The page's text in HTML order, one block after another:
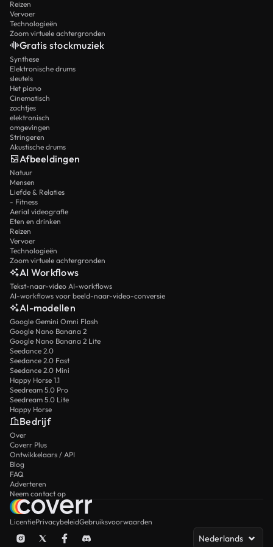
Reizen
Vervoer
Technologieën
Zoom virtuele achtergronden
Gratis stockmuziek
Synthese
Elektronische drums
sleutels
Het piano
Cinematisch
zachtjes
elektronisch
omgevingen
Stringeren
Akustische drums
Afbeeldingen
Natuur
Mensen
Liefde & Relaties
- Fitness
Aerial videografie
Eten en drinken
Reizen
Vervoer
Technologieën
Zoom virtuele achtergronden
AI Workflows
Tekst-naar-video AI-workflows
AI-workflows voor beeld-naar-video-conversie
AI-modellen
Google Gemini Omni Flash
Google Nano Banana 2
Google Nano Banana 2 Lite
Seedance 2.0
Seedance 2.0 Fast
Seedance 2.0 Mini
Happy Horse 1.1
Seedream 5.0 Pro
Seedream 5.0 Lite
Happy Horse
Bedrijf
Over
Coverr Plus
Ontwikkelaars / API
Blog
FAQ
Adverteren
Neem contact op
LicentiePrivacybeleidGebruiksvoorwaarden
Nederlands